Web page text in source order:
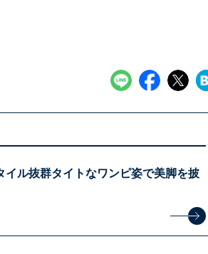
イル抜群タイトなワンピ姿で美脚を披